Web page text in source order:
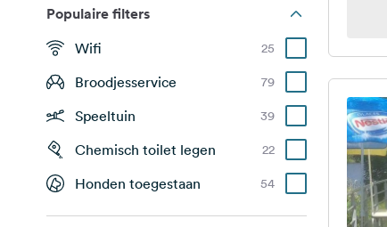
Populaire filters
Wifi 25
Broodjesservice 79
Speeltuin 39
Chemisch toilet legen 22
Honden toegestaan 54